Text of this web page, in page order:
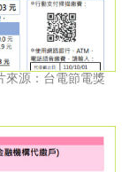
來源：台電節電獎